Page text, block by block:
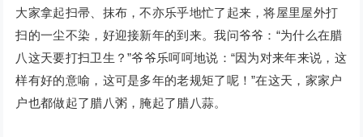
大家拿起扫帚、抹布，不亦乐乎地忙了起来，将屋里屋外打
扫的一尘不染，好迎接新年的到来。我问爷爷：“为什么在腊
八这天要打扫卫生？”爷爷乐呵呵地说：“因为对来年来说，这
样有好的意喻，这可是多年的老规矩了呢！”在这天，家家户
户也都做起了腊八粥，腌起了腊八蒜。